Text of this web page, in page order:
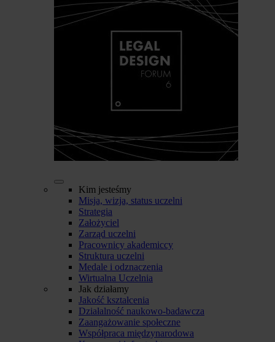
Kim jesteśmy
Misja, wizja, status uczelni
Strategia
Założyciel
Zarząd uczelni
Pracownicy akademiccy
Struktura uczelni
Medale i odznaczenia
Wirtualna Uczelnia
Jak działamy
Jakość kształcenia
Działalność naukowo-badawcza
Zaangażowanie społeczne
Współpraca międzynarodowa